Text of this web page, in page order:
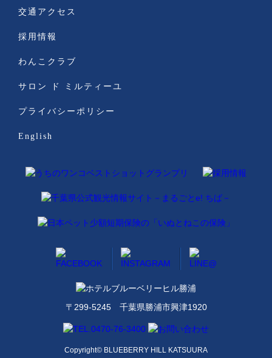
交通アクセス
採用情報
わんこクラブ
サロン ド ミルティーユ
プライバシーポリシー
English
〒299-5245 千葉県勝浦市興津1920
Copyright© BLUEBERRY HILL KATSUURA